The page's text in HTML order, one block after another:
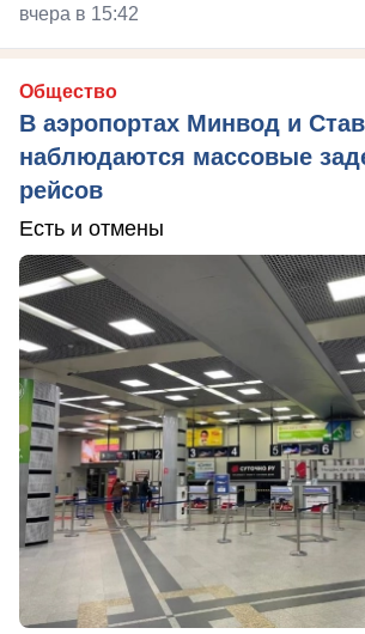
вчера в 15:42
Общество
В аэропортах Минвод и
наблюдаются массовые
рейсов
Есть и отмены